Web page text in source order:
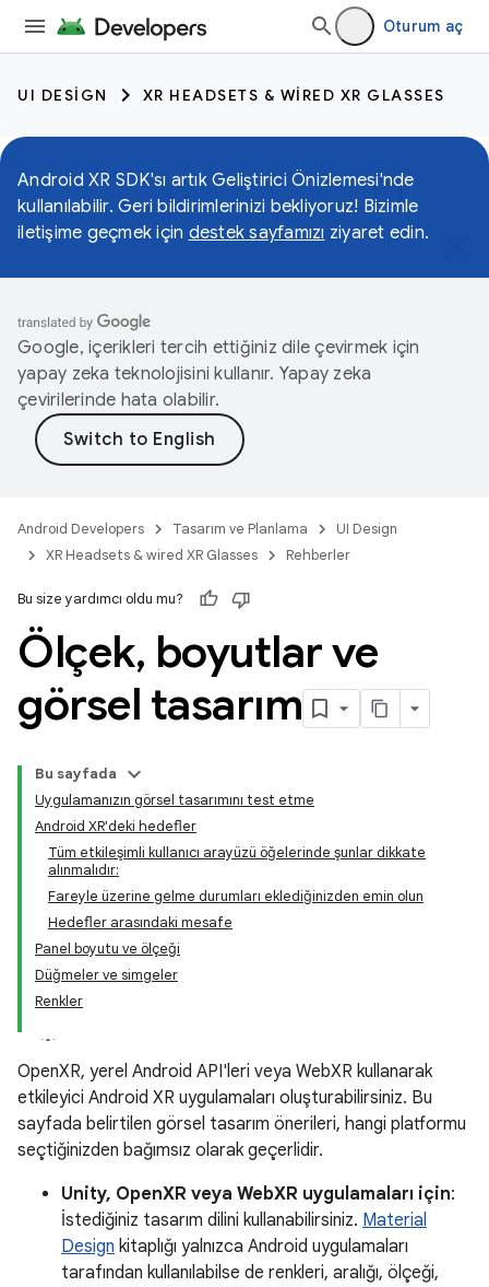
Oturum aç
UI DESIGN XR HEADSETS & WIRED XR GLASSES
Android XR SDK'sı artık Geliştirici Önizlemesi'nde
kullanılabilir. Geri bildirimlerinizi bekliyoruz! Bizimle
iletişime geçmek için destek sayfamızı ziyaret edin.
Google, içerikleri tercih ettiğiniz dile çevirmek için
yapay zeka teknolojisini kullanır. Yapay zeka
çevirilerinde hata olabilir.
Android Developers Tasarım ve Planlama
UI Design
XR Headsets & wired XR Glasses
Rehberler
Bu size yardımcı oldu mu?
Ölçek, boyutlar ve
görsel tasarım
Bu sayfada
Uygulamanızın görsel tasarımını test etme
Android XR'deki hedefler
Tüm etkileşimli kullanıcı arayüzü öğelerinde şunlar dikkate
alınmalıdır:
Fareyle üzerine gelme durumları eklediğinizden emin olun
Hedefler arasındaki mesafe
Panel boyutu ve ölçeği
Düğmeler ve simgeler
Renkler
OpenXR, yerel Android API'leri veya WebXR kullanarak
etkileyici Android XR uygulamaları oluşturabilirsiniz. Bu
sayfada belirtilen görsel tasarım önerileri, hangi platformu
seçtiğinizden bağımsız olarak geçerlidir.
Unity, OpenXR veya WebXR uygulamaları için:
İstediğiniz tasarım dilini kullanabilirsiniz. Material
Design kitaplığı yalnızca Android uygulamaları
tarafından kullanılabilse de renkleri, aralığı, ölçeği,